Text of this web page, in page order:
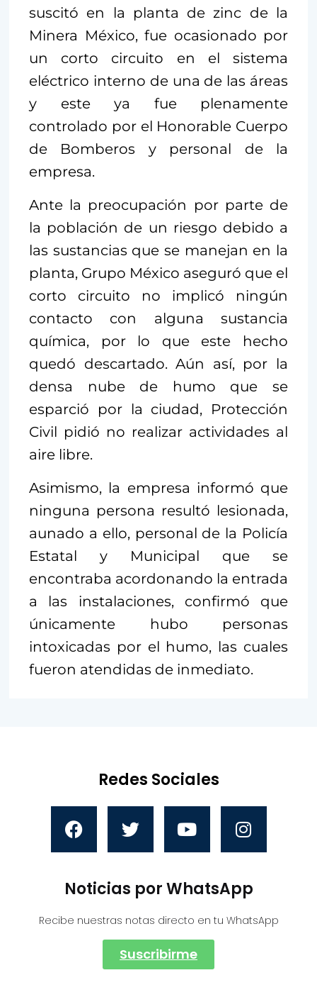
suscitó en la planta de zinc de la
Minera México, fue ocasionado por
un corto circuito en el sistema
eléctrico interno de una de las áreas
y este ya fue plenamente
controlado por el Honorable Cuerpo
de Bomberos y personal de la
empresa.
Ante la preocupación por parte de
la población de un riesgo debido a
las sustancias que se manejan en la
planta, Grupo México aseguró que el
corto circuito no implicó ningún
contacto con alguna sustancia
química, por lo que este hecho
quedó descartado. Aún así, por la
densa nube de humo que se
esparció por la ciudad, Protección
Civil pidió no realizar actividades al
aire libre.
Asimismo, la empresa informó que
ninguna persona resultó lesionada,
aunado a ello, personal de la Policía
Estatal y Municipal que se
encontraba acordonando la entrada
a las instalaciones, confirmó que
únicamente hubo personas
intoxicadas por el humo, las cuales
fueron atendidas de inmediato.
Redes Sociales
Noticias por WhatsApp
Recibe nuestras notas directo en tu WhatsApp
Suscribirme